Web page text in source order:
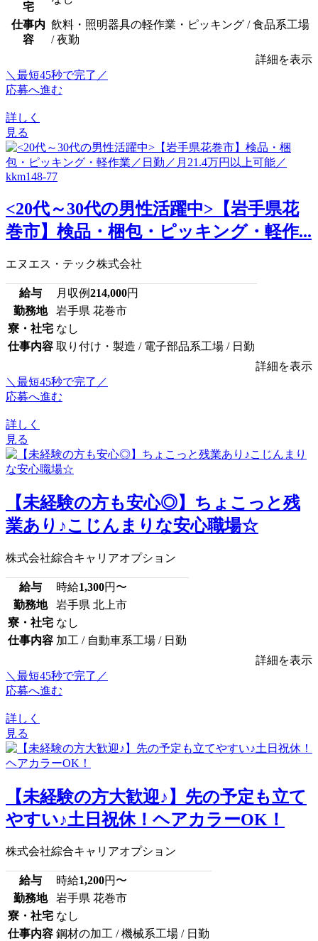
宅
仕事内
容
飲料・照明器具の軽作業・ピッキング / 食品系工場
/ 夜勤
詳細を表示
＼最短45秒で完了／
応募へ進む
詳しく
見る
<20代～30代の男性活躍中>【岩手県花
巻市】検品・梱包・ピッキング・軽作...
エヌエス・テック株式会社
給与 月収例214,000円
勤務地
岩手県 花巻市
寮・社宅 なし
仕事内容 取り付け・製造 / 電子部品系工場 / 日勤
詳細を表示
＼最短45秒で完了／
応募へ進む
詳しく
見る
【未経験の方も安心◎】ちょこっと残
業あり♪こじんまりな安心職場☆
株式会社綜合キャリアオプション
給与 時給1,300円〜
勤務地
岩手県 北上市
寮・社宅 なし
仕事内容 加工 / 自動車系工場 / 日勤
詳細を表示
＼最短45秒で完了／
応募へ進む
詳しく
見る
【未経験の方大歓迎♪】先の予定も立て
やすい♪土日祝休！ヘアカラーOK！
株式会社綜合キャリアオプション
給与 時給1,200円〜
勤務地
岩手県 花巻市
寮・社宅 なし
仕事内容 鋼材の加工 / 機械系工場 / 日勤